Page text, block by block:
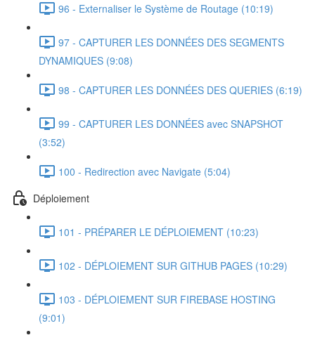
96 - Externaliser le Système de Routage (10:19)
97 - CAPTURER LES DONNÉES DES SEGMENTS
DYNAMIQUES (9:08)
98 - CAPTURER LES DONNÉES DES QUERIES (6:19)
99 - CAPTURER LES DONNÉES avec SNAPSHOT
(3:52)
100 - Redirection avec Navigate (5:04)
Déploiement
101 - PRÉPARER LE DÉPLOIEMENT (10:23)
102 - DÉPLOIEMENT SUR GITHUB PAGES (10:29)
103 - DÉPLOIEMENT SUR FIREBASE HOSTING
(9:01)